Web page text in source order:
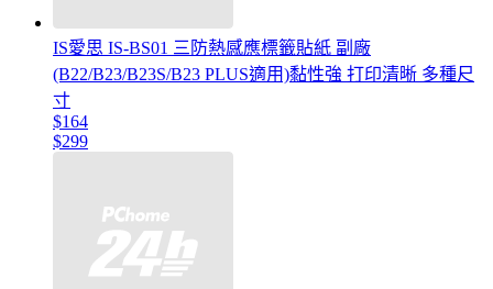
IS愛思 IS-BS01 三防熱感應標籤貼紙 副廠
(B22/B23/B23S/B23 PLUS適用)黏性強 打印清晰 多種尺
寸
$164
$299